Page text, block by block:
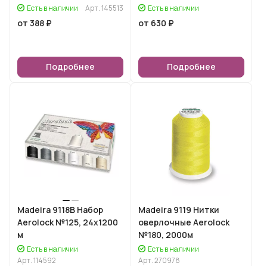
Есть в наличии Арт.145513
от 388 ₽
Подробнее
Есть в наличии
от 630 ₽
Подробнее
Madeira 9118B Набор
Aerolock №125, 24х1200
м
Есть в наличии
Арт.114592
Madeira 9119 Нитки
оверлочные Aerolock
№180, 2000м
Есть в наличии
Арт.270978